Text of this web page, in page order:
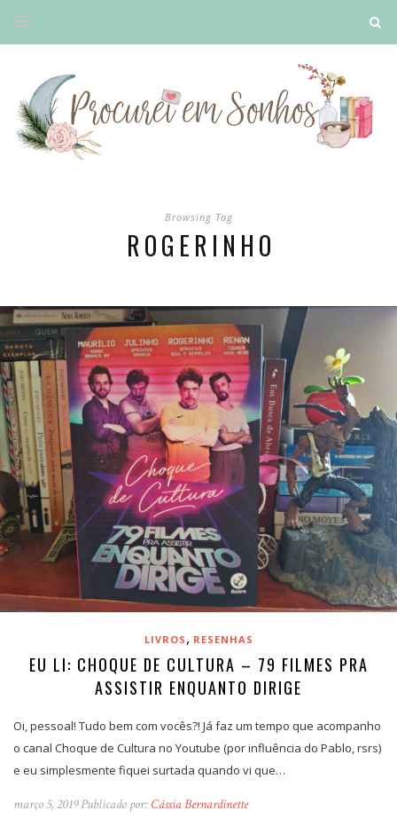
Browsing Tag
ROGERINHO
LIVROS , RESENHAS
EU LI: CHOQUE DE CULTURA – 79 FILMES PRA
ASSISTIR ENQUANTO DIRIGE
Oi, pessoal! Tudo bem com vocês?! Já faz um tempo que acompanho
o canal Choque de Cultura no Youtube (por influência do Pablo, rsrs)
e eu simplesmente fiquei surtada quando vi que…
março 5, 2019 Publicado por: Cássia Bernardinette